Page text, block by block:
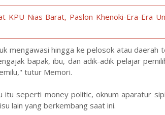
KPU Nias Barat, Paslon Khenoki-Era-Era
mengawasi hingga ke pelosok atau daerah
bapak, ibu, dan adik-adik pelajar
tutur Memori.
itu seperti money politic, oknum aparatur
lain yang berkembang saat ini.